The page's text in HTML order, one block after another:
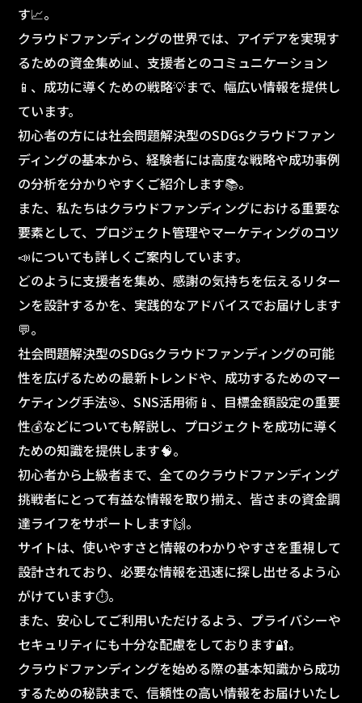
す📈。
クラウドファンディングの世界では、アイデアを実現す
るための資金集め📊、支援者とのコミュニケーション
📱、成功に導くための戦略💡まで、幅広い情報を提供し
ています。
初心者の方には社会問題解決型のSDGsクラウドファン
ディングの基本から、経験者には高度な戦略や成功事例
の分析を分かりやすくご紹介します📚。
また、私たちはクラウドファンディングにおける重要な
要素として、プロジェクト管理やマーケティングのコツ
📣についても詳しくご案内しています。
どのように支援者を集め、感謝の気持ちを伝えるリター
ンを設計するかを、実践的なアドバイスでお届けします
💬。
社会問題解決型のSDGsクラウドファンディングの可能
性を広げるための最新トレンドや、成功するためのマー
ケティング手法🎯、SNS活用術📱、目標金額設定の重要
性💰などについても解説し、プロジェクトを成功に導く
ための知識を提供します🧠。
初心者から上級者まで、全てのクラウドファンディング
挑戦者にとって有益な情報を取り揃え、皆さまの資金調
達ライフをサポートします🙌。
サイトは、使いやすさと情報のわかりやすさを重視して
設計されており、必要な情報を迅速に探し出せるよう心
がけています⏱️。
また、安心してご利用いただけるよう、プライバシーや
セキュリティにも十分な配慮をしております🔐。
クラウドファンディングを始める際の基本知識から成功
するための秘訣まで、信頼性の高い情報をお届けいたし